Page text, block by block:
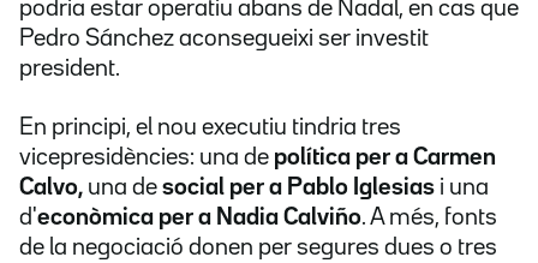
podria estar operatiu abans de Nadal, en cas que
Pedro Sánchez aconsegueixi ser investit
president.
En principi, el nou executiu tindria tres
vicepresidències: una de política per a Carmen
Calvo, una de social per a Pablo Iglesias i una
d'econòmica per a Nadia Calviño. A més, fonts
de la negociació donen per segures dues o tres